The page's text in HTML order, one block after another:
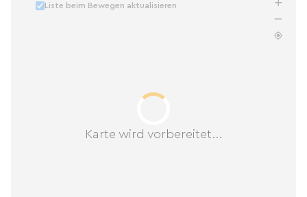
Karte wird vorbereitet...
Liste beim Bewegen aktualisieren